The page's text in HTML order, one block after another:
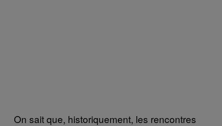
On sait que, historiquement, les rencontres